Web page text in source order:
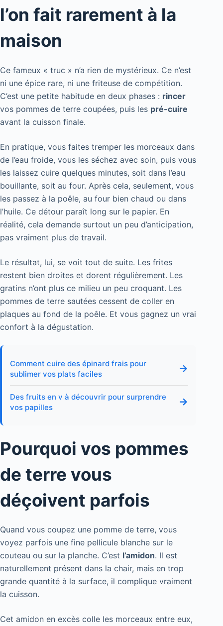
l’on fait rarement à la
maison
Ce fameux « truc » n’a rien de mystérieux. Ce n’est
ni une épice rare, ni une friteuse de compétition.
C’est une petite habitude en deux phases : rincer
vos pommes de terre coupées, puis les pré-cuire
avant la cuisson finale.
En pratique, vous faites tremper les morceaux dans
de l’eau froide, vous les séchez avec soin, puis vous
les laissez cuire quelques minutes, soit dans l’eau
bouillante, soit au four. Après cela, seulement, vous
les passez à la poêle, au four bien chaud ou dans
l’huile. Ce détour paraît long sur le papier. En
réalité, cela demande surtout un peu d’anticipation,
pas vraiment plus de travail.
Le résultat, lui, se voit tout de suite. Les frites
restent bien droites et dorent régulièrement. Les
gratins n’ont plus ce milieu un peu croquant. Les
pommes de terre sautées cessent de coller en
plaques au fond de la poêle. Et vous gagnez un vrai
confort à la dégustation.
Comment cuire des épinard frais pour
sublimer vos plats faciles
→
Des fruits en v à découvrir pour surprendre
vos papilles
→
Pourquoi vos pommes
de terre vous
déçoivent parfois
Quand vous coupez une pomme de terre, vous
voyez parfois une fine pellicule blanche sur le
couteau ou sur la planche. C’est l’amidon. Il est
naturellement présent dans la chair, mais en trop
grande quantité à la surface, il complique vraiment
la cuisson.
Cet amidon en excès colle les morceaux entre eux,